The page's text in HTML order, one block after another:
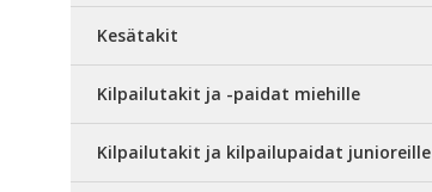
Kesätakit
Kilpailutakit ja -paidat miehille
Kilpailutakit ja kilpailupaidat junioreille